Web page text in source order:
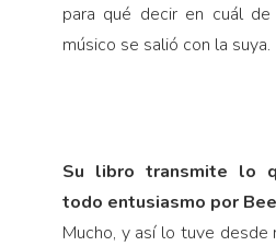
para qué decir en cuál
músico se salió con la suya.
Su libro transmite lo
todo entusiasmo por
Mucho, y así lo tuve